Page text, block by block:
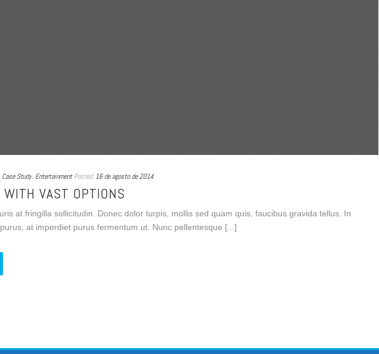
Case Study, EntertainmentPosted 16 de agosto de 2014
VAST OPTIONS
at fringilla sollicitudin. Donec dolor turpis, mollis sed quam quis, faucibus gravida tellus. In
at imperdiet purus fermentum ut. Nunc pellentesque [...]